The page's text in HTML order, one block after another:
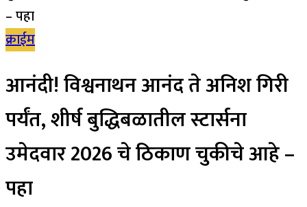
क्राईम
आनंदी! विश्वनाथन आनंद ते अनिश गिरी
पर्यंत, शीर्ष बुद्धिबळातील स्टार्सना
उमेदवार 2026 चे ठिकाण चुकीचे आहे –
पहा